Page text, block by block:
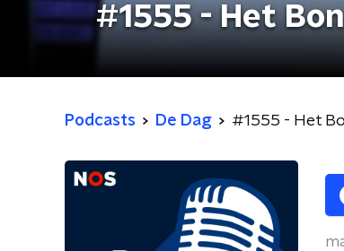
#1555 - Het
Podcasts De Dag #1555 - Het